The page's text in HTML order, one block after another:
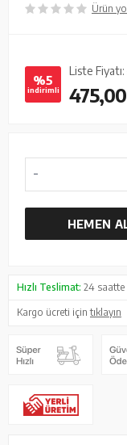
Ürün
%5
indirimli
Liste Fiyatı:
475,00
HEMEN
Hızlı Teslimat: 24 saatte
Kargo ücreti içintıklayın